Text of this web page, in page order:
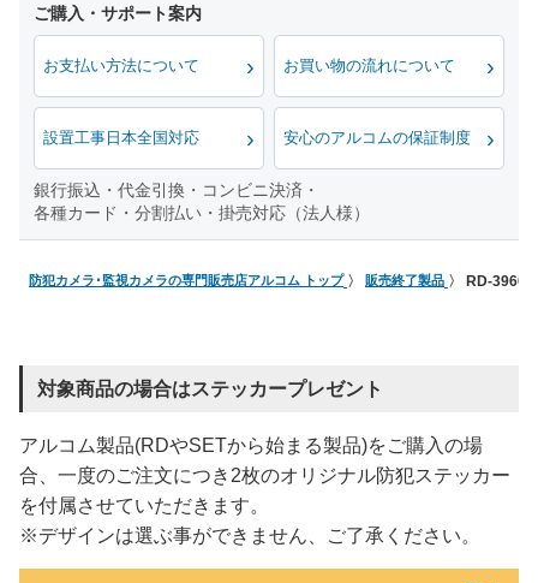
お支払い方法について お買い物の流れについて
設置工事日本全国対応 安心のアルコムの保証制度
銀行振込・代金引換・コンビニ決済・
各種カード・分割払い・掛売対応（法人様）
防犯カメラ･監視カメラの専門販売店アルコム トップ 販売終了製品 RD-3960
対象商品の場合はステッカープレゼント
アルコム製品(RDやSETから始まる製品)をご購入の場
合、一度のご注文につき2枚のオリジナル防犯ステッカー
を付属させていただきます。
※デザインは選ぶ事ができません、ご了承ください。